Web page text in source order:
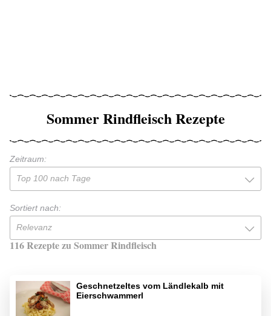
Sommer Rindfleisch Rezepte
Zeitraum:
Top 100 nach Tage
Sortiert nach:
Relevanz
116 Rezepte zu Sommer Rindfleisch
Geschnetzeltes vom Ländlekalb mit
Eierschwammerl